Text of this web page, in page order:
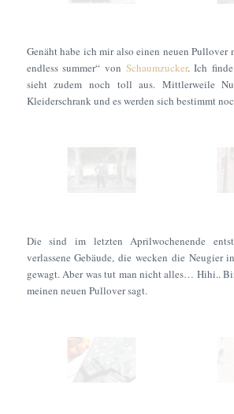
Genäht habe ich mir also einen neuen Pullover
endless summer“ von Schaumzucker. Ich
sieht zudem noch toll aus. Mittlerweile
Kleiderschrank und es werden sich bestimmt
Die sind im letzten Aprilwochenende
verlassene Gebäude, die wecken die Neugier
gewagt. Aber was tut man nicht alles… Hihi..
meinen neuen Pullover sagt.